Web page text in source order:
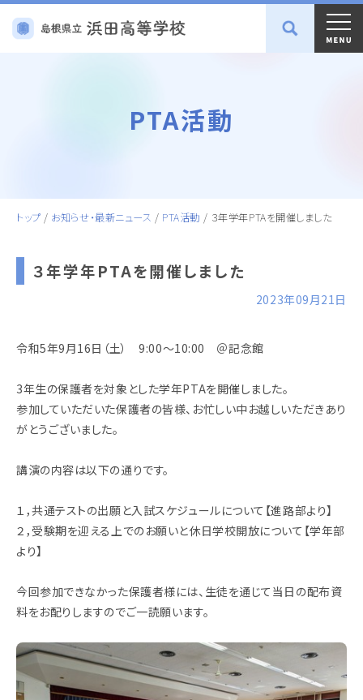
PTA活動
トップ / お知らせ・最新ニュース / PTA活動 / ３年学年PTAを開催しました
３年学年PTAを開催しました
2023年09月21日
令和5年9月16日（土） 9:00～10:00 ＠記念館
3年生の保護者を対象とした学年PTAを開催しました。
参加していただいた保護者の皆様、お忙しい中お越しいただきあり
がとうございました。
講演の内容は以下の通りです。
１，共通テストの出願と入試スケジュールについて【進路部より】
２，受験期を迎える上でのお願いと休日学校開放について【学年部
より】
今回参加できなかった保護者様には、生徒を通じて当日の配布資
料をお配りしますのでご一読願います。